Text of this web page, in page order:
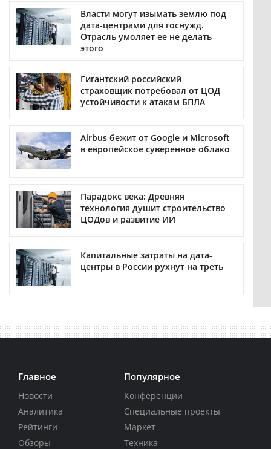
Власти могут изымать землю под
дата-центрами для госнужд.
Отрасль умоляет ее не делать
этого
Гигантский российский
страховщик потребовал от ЦОД
устойчивости к атакам БПЛА
Airbus бежит от Google и Microsoft
в европейское суверенное облако
Парадокс века: Древняя
технология душит строительство
ЦОДов и развитие ИИ
Капитальные затраты на дата-
центры в России рухнут на треть
Главное
Новости
Аналитика
Рейтинги
Обзоры
Популярное
Конференции
Специальные проекты
Маркет
Техника